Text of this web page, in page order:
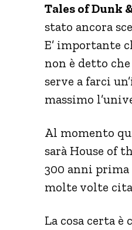
Tales of Dunk
stato ancora
E’ importante
non è detto
serve a farci
massimo
Al momento
sarà House of
300 anni
molte volte
La cosa certa